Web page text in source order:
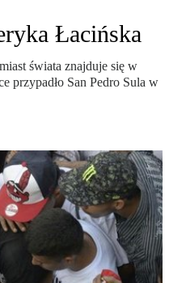
Łacińska
świata znajduje się w
przypadło San Pedro Sula w